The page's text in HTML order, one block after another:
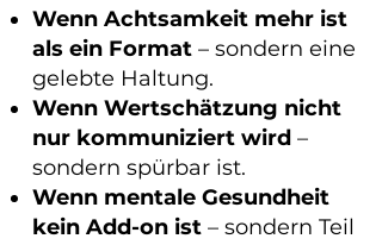
Wenn Achtsamkeit mehr ist
als ein Format – sondern eine
gelebte Haltung.
Wenn Wertschätzung nicht
nur kommuniziert wird –
sondern spürbar ist.
Wenn mentale Gesundheit
kein Add-on ist – sondern Teil